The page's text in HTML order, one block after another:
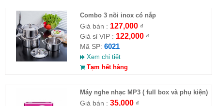
Combo 3 nồi inox có nắp
Giá bán : 127,000₫
Giá sỉ VIP : 122,000₫
Mã SP: 6021
Xem chi tiết
Tạm hết hàng
Máy nghe nhạc MP3 ( full box và phụ kiện)
Giá bán : 35,000₫